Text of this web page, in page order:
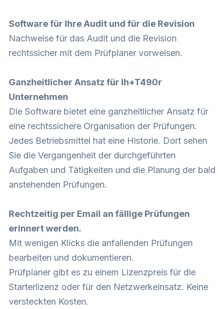
Software für Ihre Audit und für die Revision
Nachweise für das Audit und die Revision
rechtssicher mit dem Prüfplaner vorweisen.
Ganzheitlicher Ansatz für Ih+T490r
Unternehmen
Die Software bietet eine ganzheitlicher Ansatz für
eine rechtssichere Organisation der Prüfungen.
Jedes Betriebsmittel hat eine Historie. Dort sehen
Sie die Vergangenheit der durchgeführten
Aufgaben und Tätigkeiten und die Planung der bald
anstehenden Prüfungen.
Rechtzeitig per Email an fällige Prüfungen
erinnert werden.
Mit wenigen Klicks die anfallenden Prüfungen
bearbeiten und dokumentieren.
Prüfplaner gibt es zu einem Lizenzpreis für die
Starterlizenz oder für den Netzwerkeinsatz. Keine
versteckten Kosten.